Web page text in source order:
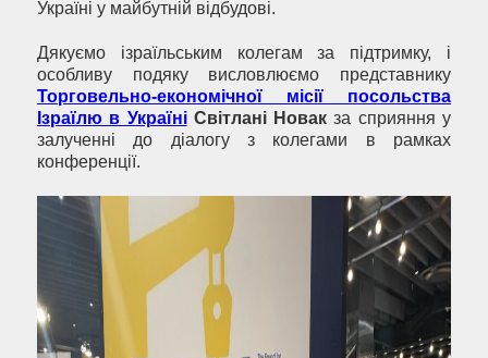
Україні у майбутній відбудові.
Дякуємо ізраїльським колегам за підтримку, і
особливу подяку висловлюємо представнику
Торговельно-економічної місії посольства
Ізраїлю в УкраїніСвітлані Новак за сприяння у
залученні до діалогу з колегами в рамках
конференції.